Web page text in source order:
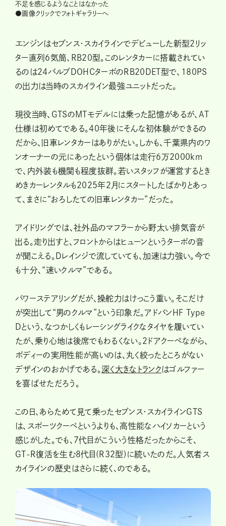
不足を感じるようなことはなかった
●画像クリックでフォトギャラリーへ
エンジンはセブンス・スカイラインでデビューした新型２リッ
ター直列６気筒、RB20型。このレンタカーに搭載されてい
るのは24バルブDOHCターボのRB20DET型で、180PS
の出力は当時のスカイライン最強ユニットだった。
現役当時、GTSのMTモデルには乗った記憶があるが、AT
仕様は初めてである。40年後にそんな初体験ができるの
だから、旧車レンタカーはありがたい。しかも、千葉県内のワ
ンオーナーの元にあったという個体は走行６万2000km
で、内外装も機関も程度抜群。若いスタッフが運営するとき
めきカーレンタルも2025年２月にスタートしたばかりとあっ
て、まさに“おろしたての旧車レンタカー”だった。
アイドリングでは、社外品のマフラーから野太い排気音が
出る。走り出すと、フロントからはヒューンというターボの音
が聞こえる。Dレインジで流していても、加速は力強い。今で
も十分、“速いクルマ”である。
パワーステアリングだが、操舵力はけっこう重い。そこだけ
が突出して“男のクルマ”という印象だ。アドバンHF Type
Dという、なつかしくもレーシングライクなタイヤを履いてい
たが、乗り心地は後席でもわるくない。２ドアクーペながら、
ボディーの実用性能が高いのは、丸く絞ったところがない
デザインのおかげである。深く大きなトランクはゴルファー
を喜ばせただろう。
この日、あらためて見て乗ったセブンス・スカイラインGTS
は、スポーツクーペというよりも、高性能なハイソカーという
感じがした。でも、７代目がこういう性格だったからこそ、
GT-R復活を生む８代目(R32型)に続いたのだ。人気者ス
カイラインの歴史はさらに続く、のである。